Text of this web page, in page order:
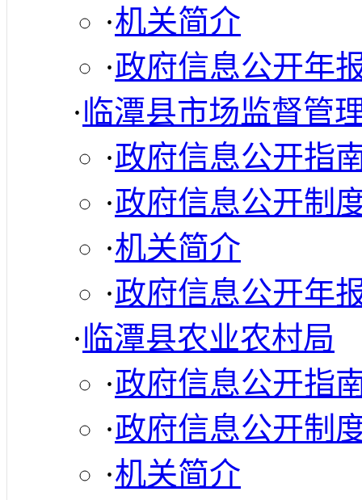
·机关简介
·政府信息公开年
·临潭县市场监督管
·政府信息公开指
·政府信息公开制
·机关简介
·政府信息公开年
·临潭县农业农村局
·政府信息公开指
·政府信息公开制
·机关简介